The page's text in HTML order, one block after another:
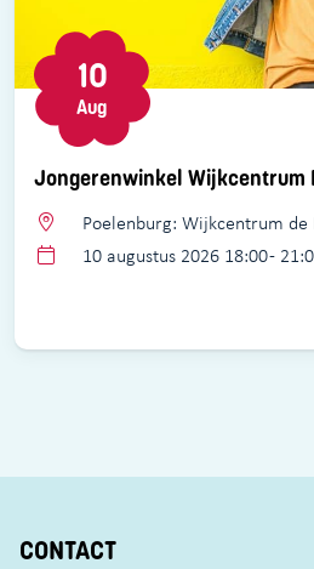
Jongerenwinkel Wijkcentrum
10
Aug
Poelenburg: Wijkcentrum de
10 augustus 2026 18:00 -
CONTACT